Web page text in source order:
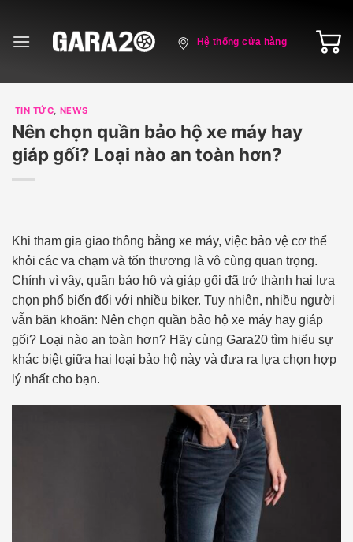
content
Hệ thống cửa hàng
TIN TỨC, NEWS
Nên chọn quần bảo hộ xe máy hay
giáp gối? Loại nào an toàn hơn?
Khi tham gia giao thông bằng xe máy, việc bảo vệ cơ thể
khỏi các va chạm và tổn thương là vô cùng quan trọng.
Chính vì vậy, quần bảo hộ và giáp gối đã trở thành hai lựa
chọn phổ biến đối với nhiều biker. Tuy nhiên, nhiều người
vẫn băn khoăn: Nên chọn quần bảo hộ xe máy hay giáp
gối? Loại nào an toàn hơn? Hãy cùng Gara20 tìm hiểu sự
khác biệt giữa hai loại bảo hộ này và đưa ra lựa chọn hợp
lý nhất cho bạn.